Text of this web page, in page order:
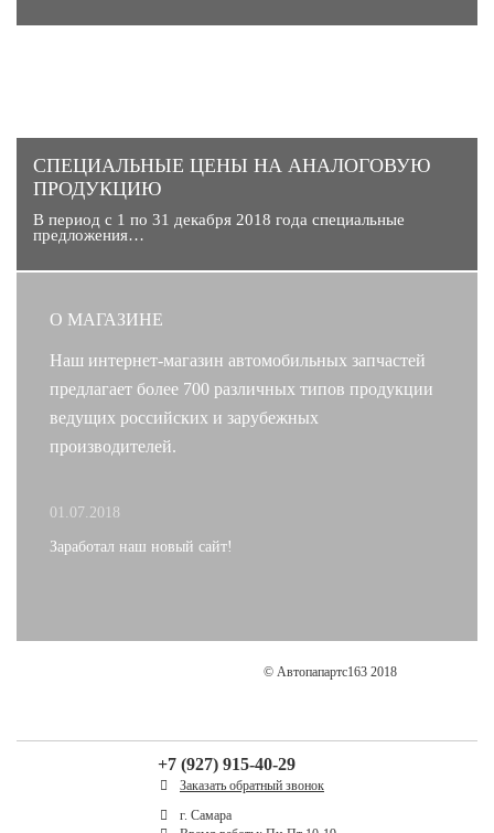
CПЕЦИАЛЬНЫЕ ЦЕНЫ НА АНАЛОГОВУЮ
ПРОДУКЦИЮ
В период с 1 по 31 декабря 2018 года специальные
предложения…
О МАГАЗИНЕ
Наш интернет-магазин автомобильных запчастей
предлагает более 700 различных типов продукции
ведущих российских и зарубежных
производителей.
01.07.2018
Заработал наш новый сайт!
© Автопапартс163 2018
+7 (927) 915-40-29
Заказать обратный звонок
г. Самара